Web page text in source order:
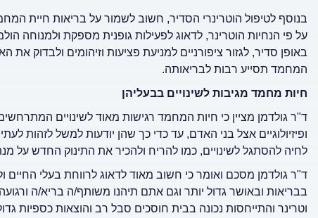
בנוסף לטיפול הוטרינרי הסדיר, חשוב לשמור על בריאות חיית
על פי הנחיות הוטרינר, לדאוג לפעילות גופנית מספקת ולמנוחה
באופן סדיר, לגזור ציפורניים למניעת פציעות וזיהומים ולבדוק את
המחמד תסייע רבות לבריאותה.
חיות מחמד מגיבות לשינויים בבעליהן
ד"ר גולדמן מציין כי חיות המחמד רגישות מאוד לשינויים המתרחשים
ופיזיולוגיים אצל בני האדם, עד כדי כך שהן יודעות למשל לזהות
לחיה להסתגל לשינויים, כמו להריח ולהכיר את התינוק החדש על
ד"ר גולדמן מסכם ואומר כי חשוב מאוד לדאוג לרווחת בעלי
בבריאות ובאושר גדול יותר וגם אתם תיהנו משותף/ה בריא/ה
וטרינר והתייחסות נכונה בבית חוסכים סבל רב והוצאות כספיות